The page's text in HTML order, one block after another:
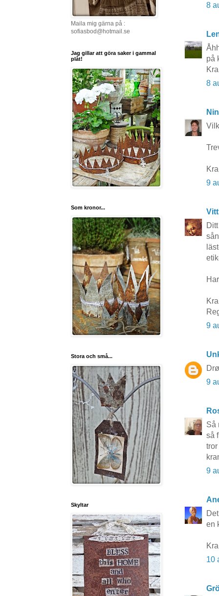
8
på
8
9
9
9
Så
så
9
en
10
Maila mig gärna på :
sofiasbod@hotmail.se
Jag gillar att göra saker i gammal
plåt!
Som kronor...
Stora och små...
Skyltar